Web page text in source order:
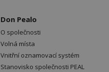
Don Pealo
O společnosti
Volná místa
Vnitřní oznamovací systém
Stanovisko společnosti PEAL